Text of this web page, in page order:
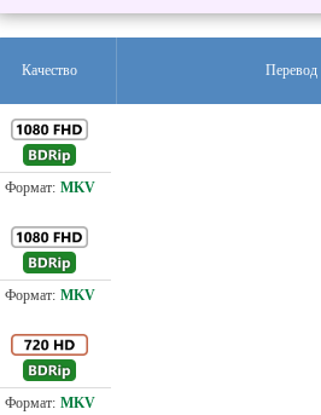
Качество Перевод